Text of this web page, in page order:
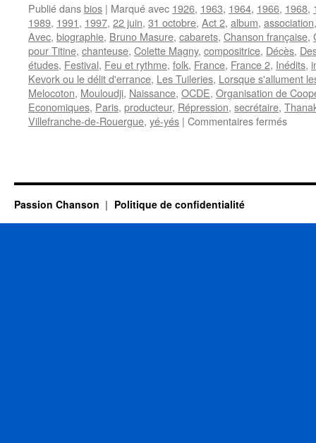
Publié dansbios | Marqué avec 1926, 1963, 1964, 1966, 1968,
1989, 1991, 1997, 22 juin, 31 octobre, Act 2, album, association
Avec, biographie, Bruno Masure, cabarets, Chanson française,
pour Titine, chanteuse, Colette Magny, compositrice, Décès,
études, Festival, Feu et rythme, folk, France, France 2, Inédits,
Kevork ou le délit d'errance, Les Tuileries, Lorsque s'allument
Melocoton, Mouloudji, Naissance, OCDE, Organisation de
Economiques, Paris, producteur, Répression, secrétaire,
Villefranche-de-Rouergue, yé-yés | Commentaires ferméssur
Passion Chanson Politique de confidentialité